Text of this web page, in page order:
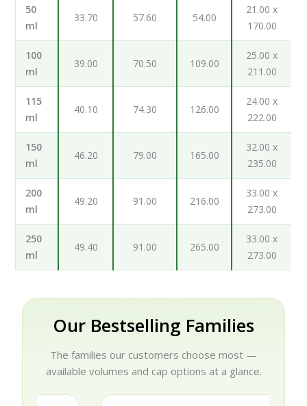
50
ml
33.70 57.60 54.00
21.00 x
170.00
100
ml
39.00 70.50 109.00
25.00 x
211.00
115
ml
40.10 74.30 126.00
24.00 x
222.00
150
ml
46.20 79.00 165.00
32.00 x
235.00
200
ml
49.20 91.00 216.00
33.00 x
273.00
250
ml
49.40 91.00 265.00
33.00 x
273.00
Our Bestselling Families
The families our customers choose most —
available volumes and cap options at a glance.